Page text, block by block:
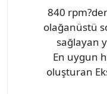
840
olağanüstü
sağlayan
En uygun
oluşturan